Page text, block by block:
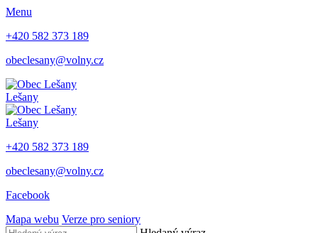
Menu
+420 582 373 189
obeclesany@volny.cz
Lešany
Lešany
+420 582 373 189
obeclesany@volny.cz
Facebook
Mapa webu Verze pro seniory